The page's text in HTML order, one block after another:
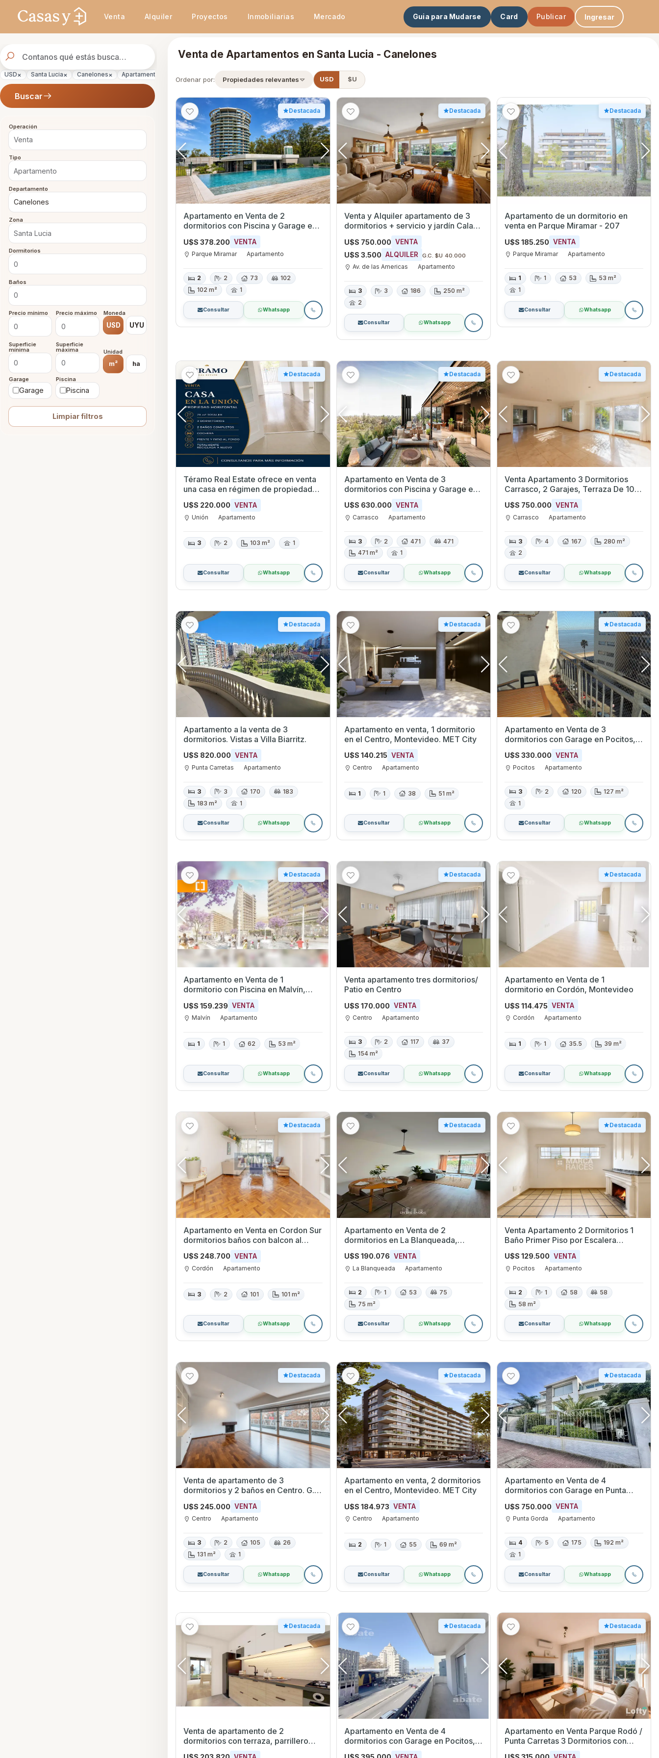
Venta Alquiler Proyectos Inmobiliarias Mercado Guia para Mudarse Card Publicar Ingresar
de
propiedades
USD× Santa Lucia× Canelones× Apartamento
Buscar
Operación
Tipo
Departamento
Zona
Dormitorios
Baños
Precio mínimo Precio máximo Moneda
USD UYU
Superficie
mínima
Superficie
máxima Unidad
m² ha
Garage
Garage
Piscina
Piscina
Limpiar filtros
Venta de Apartamentos en Santa Lucia - Canelones
Ordenar por: Propiedades relevantes USD $U
Destacada
Apartamento en Venta de 2
dormitorios con Piscina y Garage en
Parque Miramar, Canelones
U$S 378.200 VENTA
Parque Miramar Apartamento
2 2 73
102
102 m²
1
Consultar Whatsapp
Destacada
Venta y Alquiler apartamento de 3
dormitorios + servicio y jardín Cala
del Lago - Ref 2250
U$S 750.000 VENTA
U$S 3.500 ALQUILER G.C. $U 40.000
Av. de las Americas Apartamento
3 3 186
250 m²
2
Consultar Whatsapp
Destacada
Apartamento de un dormitorio en
venta en Parque Miramar - 207
U$S 185.250 VENTA
Parque Miramar Apartamento
1 1 53
53 m²
1
Consultar Whatsapp
Destacada
Téramo Real Estate ofrece en venta
una casa en régimen de propiedad
horizontal, ubicada en el barrio La
Unión, sobre la calle Dionisio López y
a pocos metros de Av. Italia.
U$S 220.000 VENTA
Unión Apartamento
3 2 103 m² 1
Consultar Whatsapp
Destacada
Apartamento en Venta de 3
dormitorios con Piscina y Garage en
Carrasco, Montevideo
U$S 630.000 VENTA
Carrasco Apartamento
3 2 471
471
471 m²
1
Consultar Whatsapp
Destacada
Venta Apartamento 3 Dormitorios
Carrasco, 2 Garajes, Terraza De 100
Mts + 1 Dorm De Servicio
U$S 750.000 VENTA
Carrasco Apartamento
3 4 167
280 m²
2
Consultar Whatsapp
Destacada
Apartamento a la venta de 3
dormitorios. Vistas a Villa Biarritz.
U$S 820.000 VENTA
Punta Carretas Apartamento
3 3 170
183
183 m²
1
Consultar Whatsapp
Destacada
Apartamento en venta, 1 dormitorio
en el Centro, Montevideo. MET City
U$S 140.215 VENTA
Centro Apartamento
1 1 38 51 m²
Consultar Whatsapp
Destacada
Apartamento en Venta de 3
dormitorios con Garage en Pocitos,
U$S 330.000 VENTA
Pocitos Apartamento
3 2 120
127 m²
1
Consultar Whatsapp
Destacada
Apartamento en Venta de 1
dormitorio con Piscina en Malvín,
Montevideo
U$S 159.239 VENTA
Malvín Apartamento
1 1 62 53 m²
Consultar Whatsapp
Destacada
Venta apartamento tres dormitorios/
Patio en Centro
U$S 170.000 VENTA
Centro Apartamento
3 2 117
37
154 m²
Consultar Whatsapp
Destacada
Apartamento en Venta de 1
dormitorio en Cordón, Montevideo
U$S 114.475 VENTA
Cordón Apartamento
1 1 35.5 39 m²
Consultar Whatsapp
Destacada
Apartamento en Venta en Cordon Sur
dormitorios baños con balcon al
U$S 248.700 VENTA
Cordón Apartamento
3 2 101 101 m²
Consultar Whatsapp
Destacada
Apartamento en Venta de 2
dormitorios en La Blanqueada,
U$S 190.076 VENTA
La Blanqueada Apartamento
2 1 53
75
75 m²
Consultar Whatsapp
Destacada
Venta Apartamento 2 Dormitorios 1
Baño Primer Piso por Escalera
Pocitos Montevideo
U$S 129.500 VENTA
Pocitos Apartamento
2 1 58
58
58 m²
Consultar Whatsapp
Destacada
Venta de apartamento de 3
dormitorios y 2 baños en Centro. G.
Ruiz y San José.
U$S 245.000 VENTA
Centro Apartamento
3 2 105
26
131 m²
1
Consultar Whatsapp
Destacada
Apartamento en venta, 2 dormitorios
en el Centro, Montevideo. MET City
U$S 184.973 VENTA
Centro Apartamento
2 1 55 69 m²
Consultar Whatsapp
Destacada
Apartamento en Venta de 4
dormitorios con Garage en Punta
Gorda, Montevideo
U$S 750.000 VENTA
Punta Gorda Apartamento
4 5 175
192 m²
1
Consultar Whatsapp
Destacada
Venta de apartamento de 2
dormitorios con terraza, parrillero
exclusivo y excelente calidad
Destacada
Apartamento en Venta de 4
dormitorios con Garage en Pocitos,
Destacada
Apartamento en Venta Parque Rodó /
Punta Carretas 3 Dormitorios con